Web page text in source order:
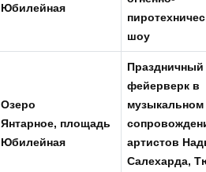
Юбилейная
шоу
Озеро
Янтарное, площадь
Юбилейная
Праздничный
фейерверк в
музыкальном
артистов
Салехарда,